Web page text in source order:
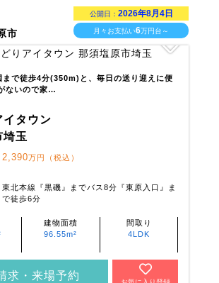
市
公開日： 2026年8月4日
月々お支払い6万円台～
まで徒歩4分(350m)と、毎日の送り迎えに便
ないので家…
イタウン
埼玉
2,390万円（税込）
東北本線『黒磯』までバス8分『東原入口』ま
で徒歩6分
建物面積
96.55m²
間取り
4LDK
求・来場予約